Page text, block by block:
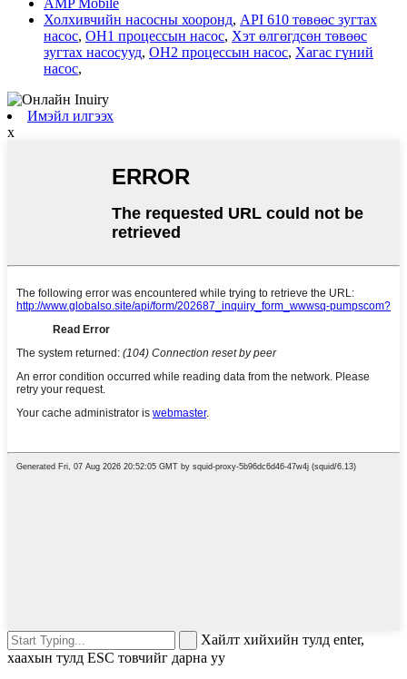
Холхивчийн насосны хооронд, API 610 төвөөс зугтах
насос, OH1 процессын насос, Хэт өлгөгдсөн төвөөс
зугтах насосууд, OH2 процессын насос, Хагас гүний
насос,
Имэйл илгээх
x
Хайлт хийхийн тулд enter,
хаахын тулд ESC товчийг дарна уу